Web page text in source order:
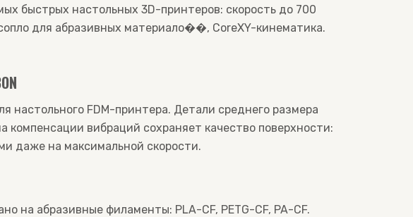
быстрых настольных 3D-принтеров: скорость до 700
для абразивных материало��, CoreXY-кинематика.
FDM-принтера. Детали среднего размера
компенсации вибраций сохраняет качество поверхности:
даже на максимальной скорости.
на абразивные филаменты: PLA-CF, PETG-CF, PA-CF.